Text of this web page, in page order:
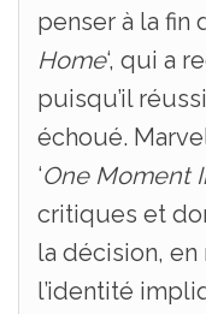
penser à la fin
Home‘, qui a
puisqu’il
échoué.
‘One Moment
critiques et
la décision,
l’identité